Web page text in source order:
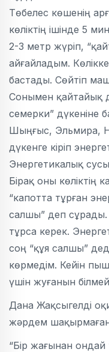
Төбелес көшенің
көліктің ішінде 5
2-3 метр жүріп,
айғайладым.
бастады. Сөйтіп
Сонымен қайтайық
семерки” дүкеніне
Шыңғыс, Эльмира,
дүкенге кіріп
Энергетикалық
Бірақ оны көліктің
“капотта тұрған
салшы” деп сұрады.
тұрса керек.
соң “құя салшы”
көрмедім. Кейін
үшін жуғанын
Дана Жақсыгелді
жәрдем
“Бір жағынан ондай